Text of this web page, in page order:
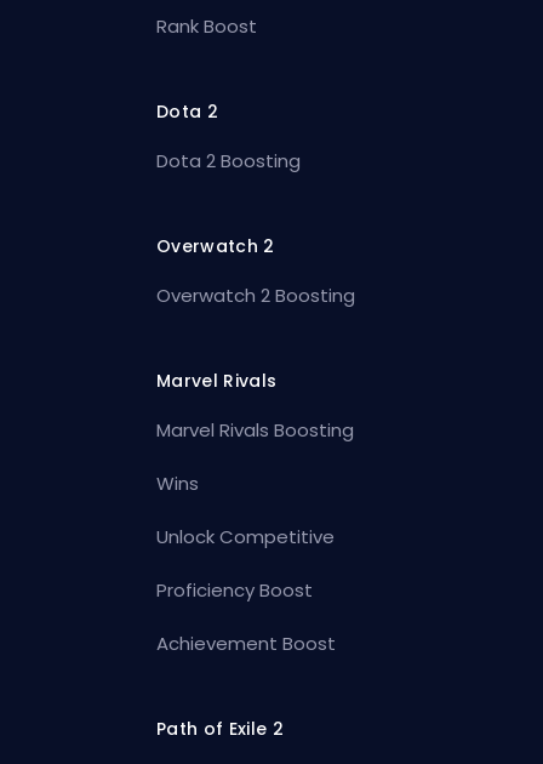
Rank Boost
Dota 2
Dota 2 Boosting
Overwatch 2
Overwatch 2 Boosting
Marvel Rivals
Marvel Rivals Boosting
Wins
Unlock Competitive
Proficiency Boost
Achievement Boost
Path of Exile 2